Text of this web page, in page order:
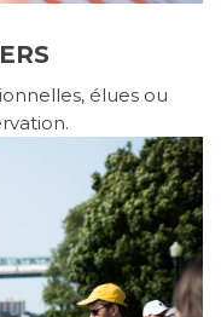
élues ou